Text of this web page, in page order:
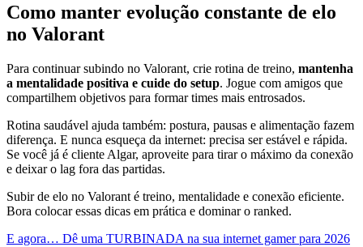
Como manter evolução constante de elo
no Valorant
Para continuar subindo no Valorant, crie rotina de treino, mantenha
a mentalidade positiva e cuide do setup. Jogue com amigos que
compartilhem objetivos para formar times mais entrosados.
Rotina saudável ajuda também: postura, pausas e alimentação fazem
diferença. E nunca esqueça da internet: precisa ser estável e rápida.
Se você já é cliente Algar, aproveite para tirar o máximo da conexão
e deixar o lag fora das partidas.
Subir de elo no Valorant é treino, mentalidade e conexão eficiente.
Bora colocar essas dicas em prática e dominar o ranked.
E agora… Dê uma TURBINADA na sua internet gamer para 2026